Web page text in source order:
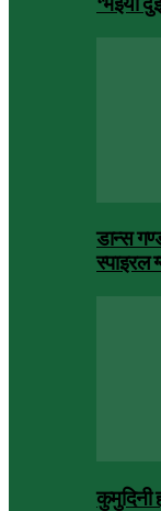
डान्स
स्पाइरल
कुमुदिनी